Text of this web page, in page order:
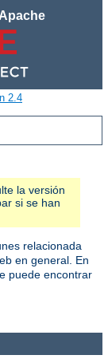
2.4
la versión
si se han
relacionada
en general. En
puede encontrar